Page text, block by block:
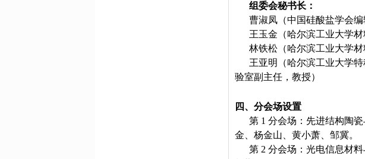
组委会秘书长：
曹淑凤（中国硅酸盐学会编
王玉金（哈尔滨工业大学
林铁松（哈尔滨工业大学
王亚明（哈尔滨工业大学
验室副主任，教授）
四、分会场设置
第 1 分会场：先进结构陶
金、杨金山、黄小萧、邹冀。
第 2 分会场：光电信息材